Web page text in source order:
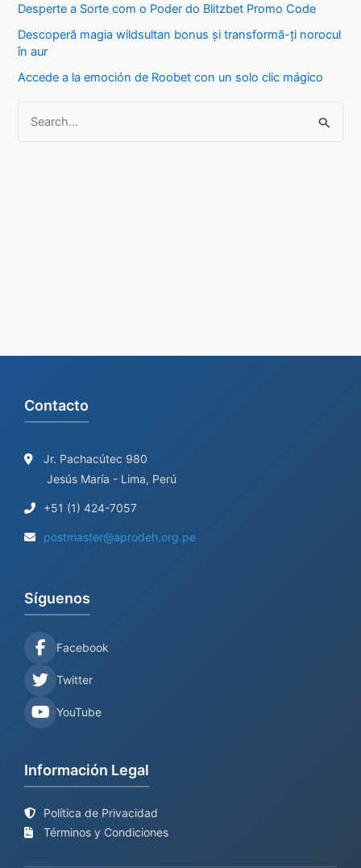
o
r
Desperte a Sorte com o Poder do Blitzbet Promo Code
Descoperă magia wildsultan bonus și transformă-ți norocul
în aur
Accede a la emoción de Roobet con un solo clic mágico
Contacto
Jr. Pachacútec 980
Jesús María - Lima, Perú
+51 (1) 424-7057
postmaster@aprodeh.org.pe
Síguenos
Facebook
Twitter
YouTube
Información Legal
Política de Privacidad
Términos y Condiciones